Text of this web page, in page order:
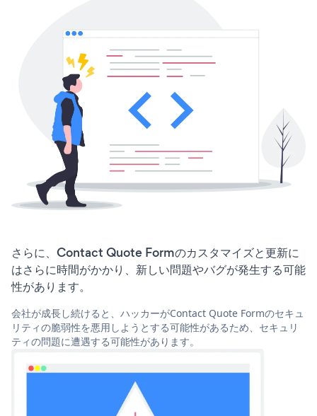
さらに、Contact Quote Formのカスタマイズと更新に
はさらに時間がかかり、新しい問題やバグが発生する可能
性があります。
会社が成長し続けると、ハッカーがContact Quote Formのセキュ
リティの脆弱性を悪用しようとする可能性があるため、セキュリ
ティの問題に遭遇する可能性があります。